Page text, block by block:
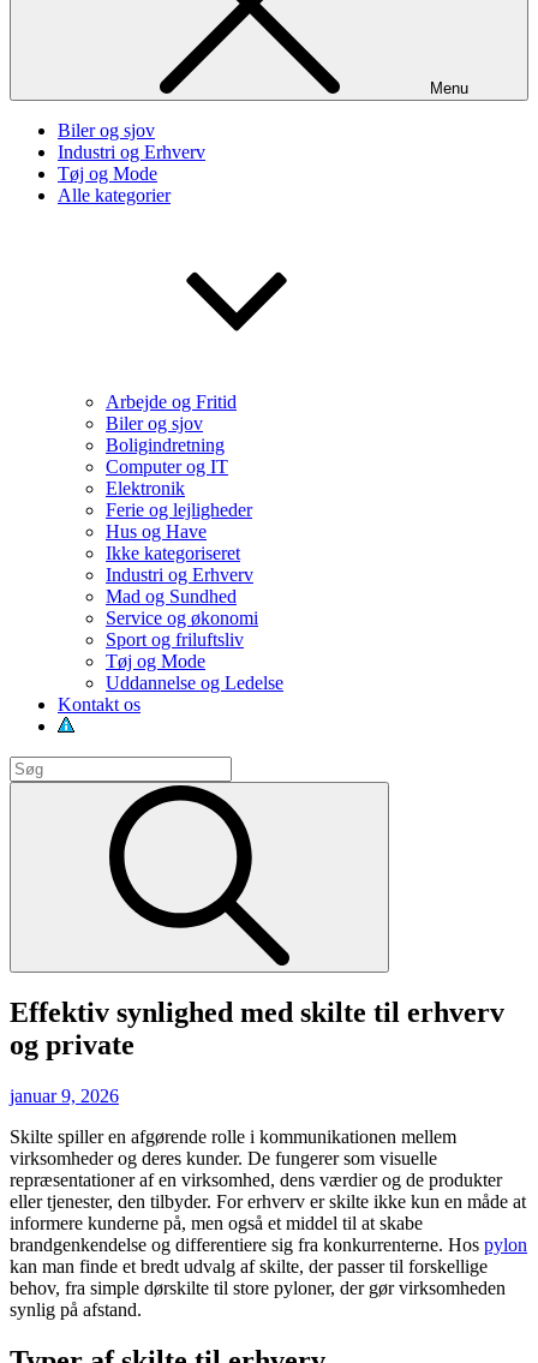
Menu
Biler og sjov
Industri og Erhverv
Tøj og Mode
Alle kategorier
Arbejde og Fritid
Biler og sjov
Boligindretning
Computer og IT
Elektronik
Ferie og lejligheder
Hus og Have
Ikke kategoriseret
Industri og Erhverv
Mad og Sundhed
Service og økonomi
Sport og friluftsliv
Tøj og Mode
Uddannelse og Ledelse
Kontakt os
Search
for:
Effektiv synlighed med skilte til erhverv
og private
Posted
januar 9, 2026
Skilte spiller en afgørende rolle i kommunikationen mellem
virksomheder og deres kunder. De fungerer som visuelle
repræsentationer af en virksomhed, dens værdier og de produkter
eller tjenester, den tilbyder. For erhverv er skilte ikke kun en måde at
informere kunderne på, men også et middel til at skabe
brandgenkendelse og differentiere sig fra konkurrenterne. Hos pylon
kan man finde et bredt udvalg af skilte, der passer til forskellige
behov, fra simple dørskilte til store pyloner, der gør virksomheden
synlig på afstand.